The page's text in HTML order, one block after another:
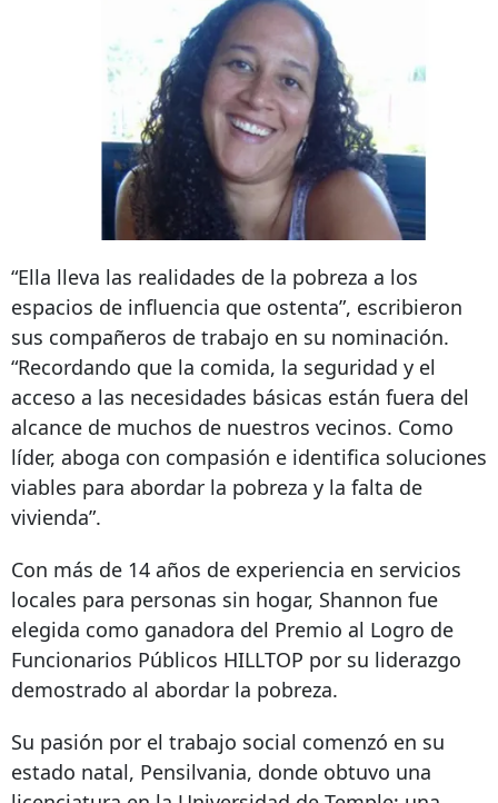
“Ella lleva las realidades de la pobreza a los
espacios de influencia que ostenta”, escribieron
sus compañeros de trabajo en su nominación.
“Recordando que la comida, la seguridad y el
acceso a las necesidades básicas están fuera del
alcance de muchos de nuestros vecinos. Como
líder, aboga con compasión e identifica soluciones
viables para abordar la pobreza y la falta de
vivienda”.
Con más de 14 años de experiencia en servicios
locales para personas sin hogar, Shannon fue
elegida como ganadora del Premio al Logro de
Funcionarios Públicos HILLTOP por su liderazgo
demostrado al abordar la pobreza.
Su pasión por el trabajo social comenzó en su
estado natal, Pensilvania, donde obtuvo una